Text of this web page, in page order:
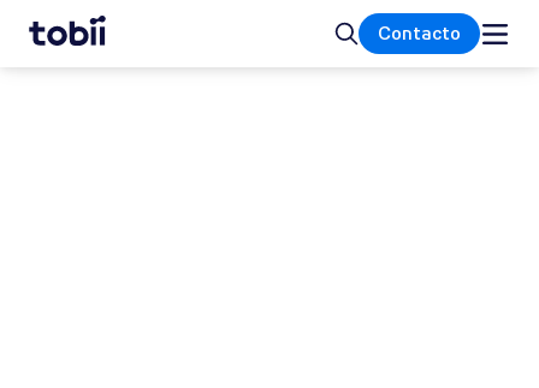
Inicio BuscarContacto